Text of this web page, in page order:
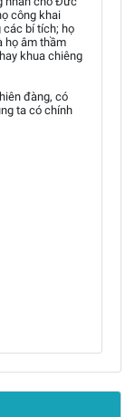
công khai
các bí tích; họ
họ âm thầm
khua chiêng
đàng, có
ta có chính